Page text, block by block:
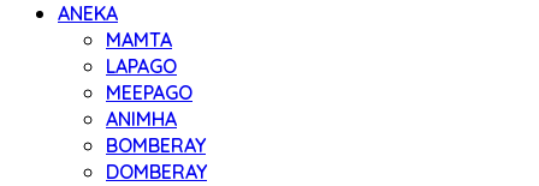
ANEKA
MAMTA
LAPAGO
MEEPAGO
ANIMHA
BOMBERAY
DOMBERAY